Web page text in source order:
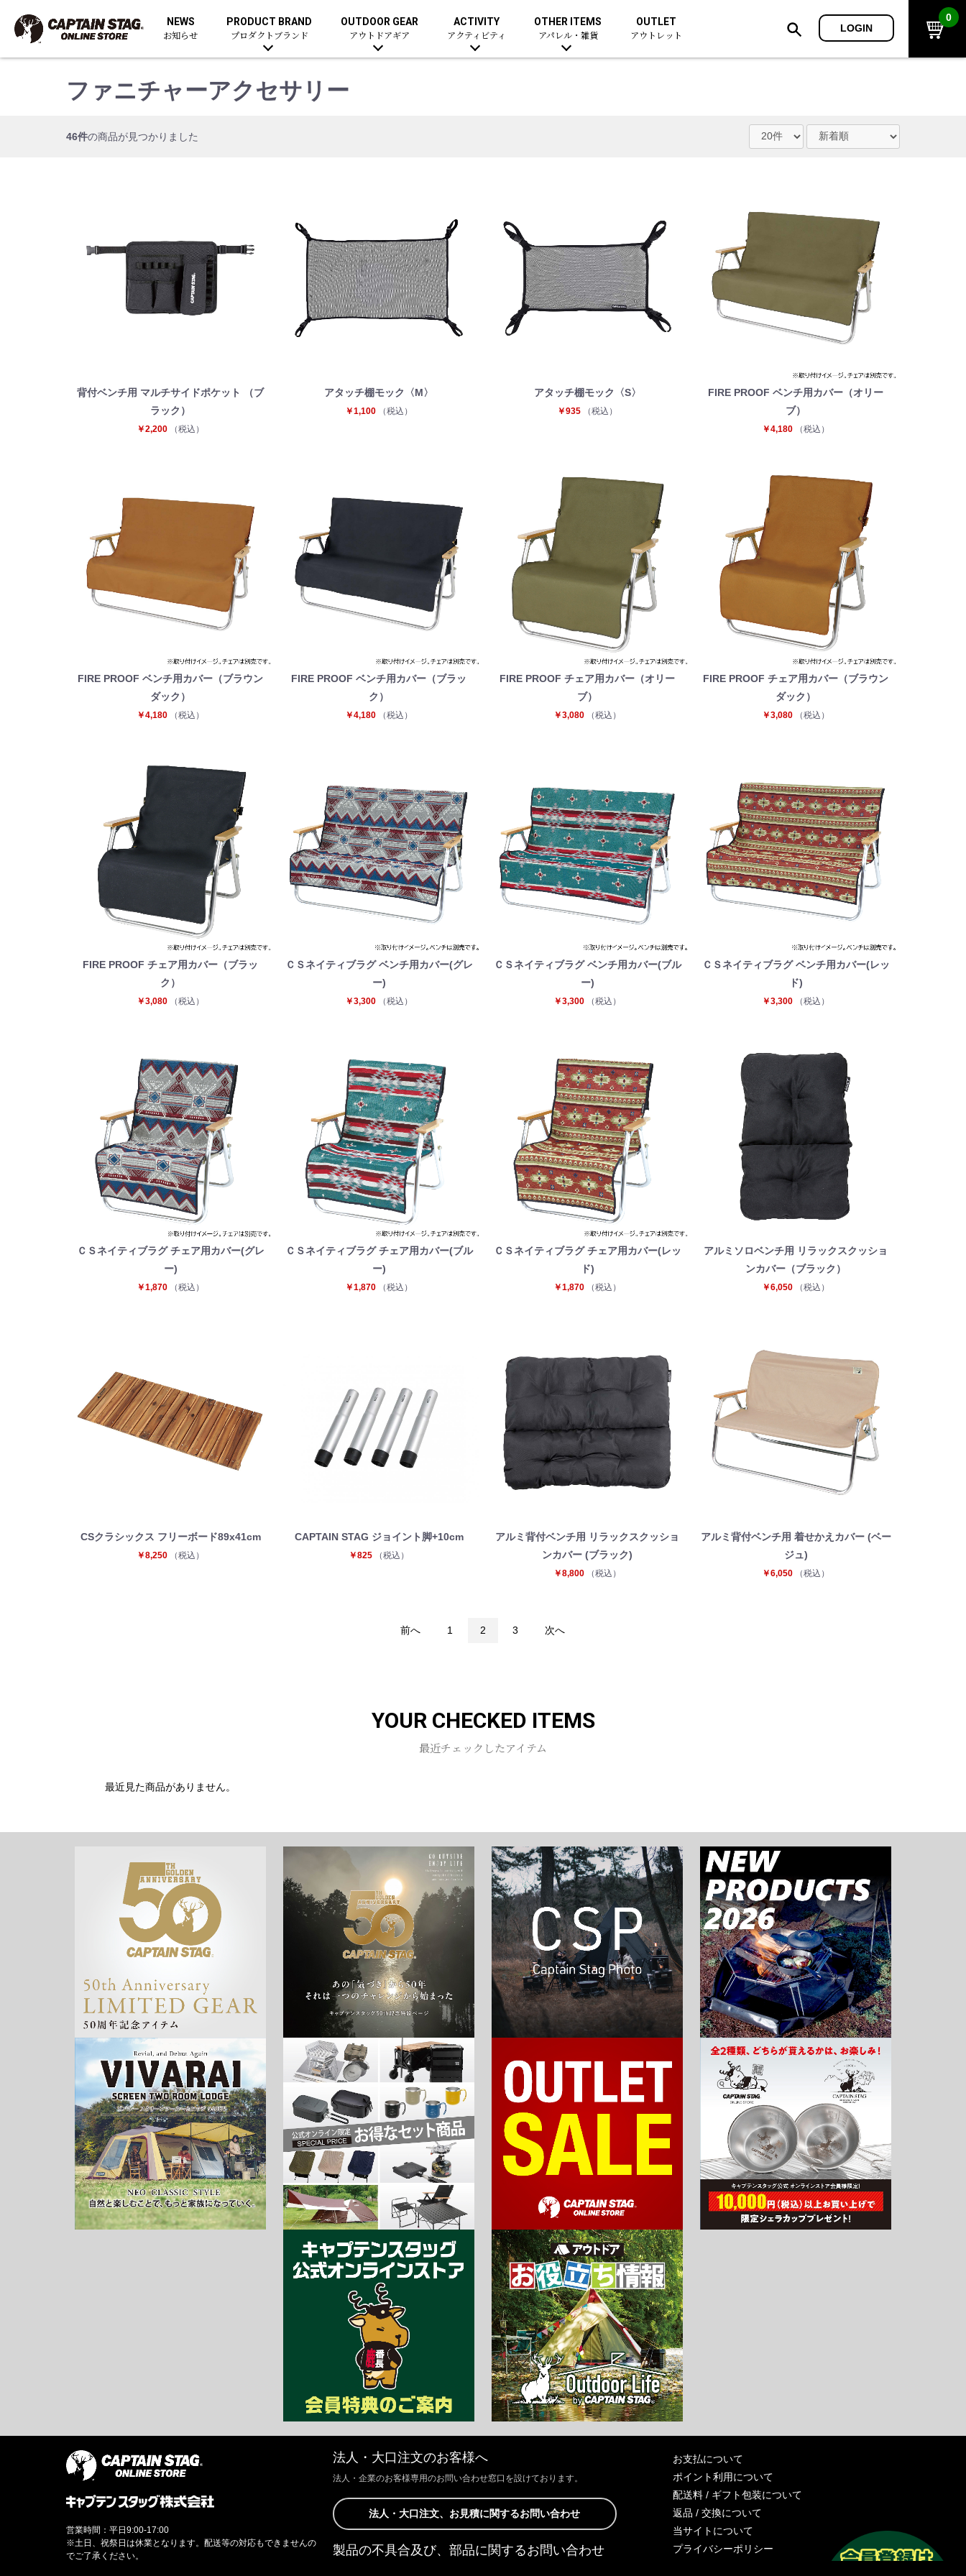
NEWS
お知らせ
PRODUCT BRAND
プロダクトブランド
OUTDOOR GEAR
アウトドアギア
ACTIVITY
アクティビティ
OTHER ITEMS
アパレル・雑貨
OUTLET
アウトレット
LOGIN
0
ファニチャーアクセサリー
46件の商品が見つかりました
背付ベンチ用 マルチサイドポケット （ブ
ラック）
￥2,200 （税込）
アタッチ棚モック〈M〉
￥1,100 （税込）
アタッチ棚モック〈S〉
￥935 （税込）
FIRE PROOF ベンチ用カバー（オリー
ブ）
￥4,180 （税込）
FIRE PROOF ベンチ用カバー（ブラウン
ダック）
￥4,180 （税込）
FIRE PROOF ベンチ用カバー（ブラッ
ク）
￥4,180 （税込）
FIRE PROOF チェア用カバー（オリー
ブ）
￥3,080 （税込）
FIRE PROOF チェア用カバー（ブラウン
ダック）
￥3,080 （税込）
FIRE PROOF チェア用カバー（ブラッ
ク）
￥3,080 （税込）
ＣＳネイティブラグ ベンチ用カバー(グレ
ー)
￥3,300 （税込）
ＣＳネイティブラグ ベンチ用カバー(ブル
ー)
￥3,300 （税込）
ＣＳネイティブラグ ベンチ用カバー(レッ
ド)
￥3,300 （税込）
ＣＳネイティブラグ チェア用カバー(グレ
ー)
￥1,870 （税込）
ＣＳネイティブラグ チェア用カバー(ブル
ー)
￥1,870 （税込）
ＣＳネイティブラグ チェア用カバー(レッ
ド)
￥1,870 （税込）
アルミソロベンチ用 リラックスクッショ
ンカバー（ブラック）
￥6,050 （税込）
CSクラシックス フリーボード89x41cm
￥8,250 （税込）
CAPTAIN STAG ジョイント脚+10cm
￥825 （税込）
アルミ背付ベンチ用 リラックスクッショ
ンカバー (ブラック)
￥8,800 （税込）
アルミ背付ベンチ用 着せかえカバー (ベー
ジュ)
￥6,050 （税込）
カートへ進む
前へ 1 2 3 次へ
YOUR CHECKED ITEMS
最近チェックしたアイテム
最近見た商品がありません。
法人・大口注文のお客様へ
法人・企業のお客様専用のお問い合わせ窓口を設けております。
法人・大口注文、お見積に関するお問い合わせ
製品の不具合及び、部品に関するお問い合わせ
お支払について
ポイント利用について
配送料 / ギフト包装について
返品 / 交換について
当サイトについて
プライバシーポリシー
営業時間：平日9:00-17:00
※土日、祝祭日は休業となります。配送等の対応もできませんの
でご了承ください。